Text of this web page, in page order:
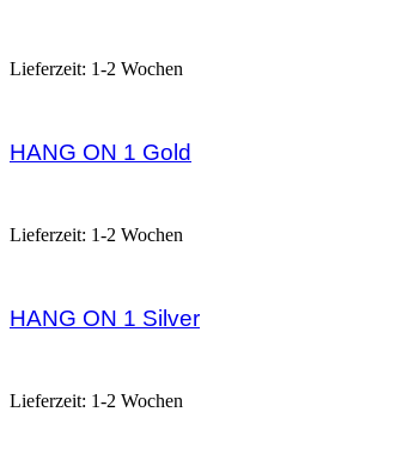
Lieferzeit: 1-2 Wochen
HANG ON 1 Gold
Lieferzeit: 1-2 Wochen
HANG ON 1 Silver
Lieferzeit: 1-2 Wochen